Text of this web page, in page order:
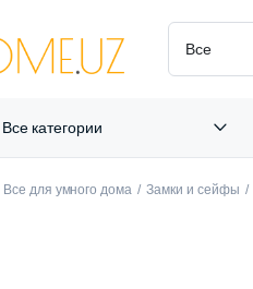
Все категории
Все для умного дома Замки и сейфы